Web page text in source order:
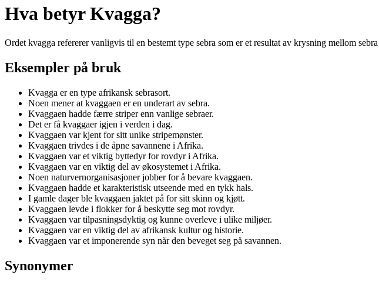
Hva betyr Kvagga?
Ordet kvagga refererer vanligvis til en bestemt type sebra som er et resultat av krysning mellom
Eksempler på bruk
Kvagga er en type afrikansk sebrasort.
Noen mener at kvaggaen er en underart av sebra.
Kvaggaen hadde færre striper enn vanlige sebraer.
Det er få kvaggaer igjen i verden i dag.
Kvaggaen var kjent for sitt unike stripemønster.
Kvaggaen trivdes i de åpne savannene i Afrika.
Kvaggaen var et viktig byttedyr for rovdyr i Afrika.
Kvaggaen var en viktig del av økosystemet i Afrika.
Noen naturvernorganisasjoner jobber for å bevare kvaggaen.
Kvaggaen hadde et karakteristisk utseende med en tykk hals.
I gamle dager ble kvaggaen jaktet på for sitt skinn og kjøtt.
Kvaggaen levde i flokker for å beskytte seg mot rovdyr.
Kvaggaen var tilpasningsdyktig og kunne overleve i ulike miljøer.
Kvaggaen var en viktig del av afrikansk kultur og historie.
Kvaggaen var et imponerende syn når den beveget seg på savannen.
Synonymer